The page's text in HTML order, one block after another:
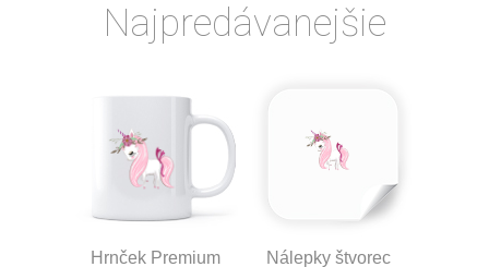
Najpredávanejšie
Hrnček Premium Nálepky štvorec